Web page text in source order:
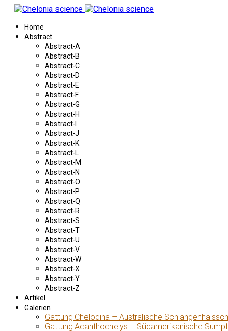
Home
Abstract
Abstract-A
Abstract-B
Abstract-C
Abstract-D
Abstract-E
Abstract-F
Abstract-G
Abstract-H
Abstract-I
Abstract-J
Abstract-K
Abstract-L
Abstract-M
Abstract-N
Abstract-O
Abstract-P
Abstract-Q
Abstract-R
Abstract-S
Abstract-T
Abstract-U
Abstract-V
Abstract-W
Abstract-X
Abstract-Y
Abstract-Z
Artikel
Galerien
Gattung Chelodina – Australische
Gattung Acanthochelys – Südamerikanische